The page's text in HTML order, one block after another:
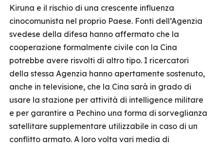
Kiruna e il rischio di una crescente influenza
cinocomunista nel proprio Paese. Fonti dell’Agenzia
svedese della difesa hanno affermato che la
cooperazione formalmente civile con la Cina
potrebbe avere risvolti di altro tipo. I ricercatori
della stessa Agenzia hanno apertamente sostenuto,
anche in televisione, che la Cina sarà in grado di
usare la stazione per attività di intelligence militare
e per garantire a Pechino una forma di sorveglianza
satellitare supplementare utilizzabile in caso di un
conflitto armato. A loro volta vari media di